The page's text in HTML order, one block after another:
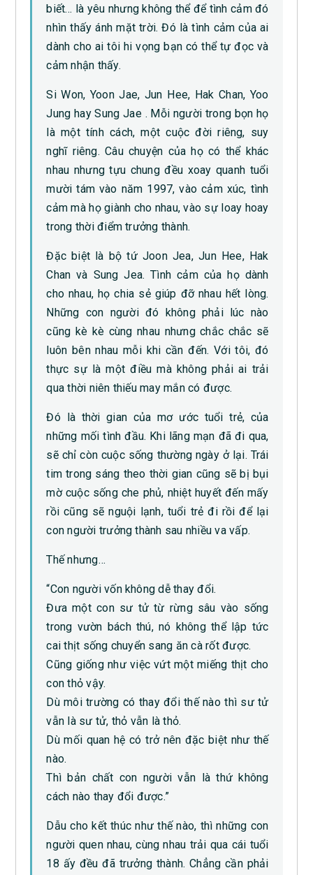
biết… là yêu nhưng không thể để tình cảm đó
nhìn thấy ánh mặt trời. Đó là tình cảm của ai
dành cho ai tôi hi vọng bạn có thể tự đọc và
cảm nhận thấy.
Si Won, Yoon Jae, Jun Hee, Hak Chan, Yoo
Jung hay Sung Jae . Mỗi người trong bọn họ
là một tính cách, một cuộc đời riêng, suy
nghĩ riêng. Câu chuyện của họ có thể khác
nhau nhưng tựu chung đều xoay quanh tuổi
mười tám vào năm 1997, vào cảm xúc, tình
cảm mà họ giành cho nhau, vào sự loay hoay
trong thời điểm trưởng thành.
Đặc biệt là bộ tứ Joon Jea, Jun Hee, Hak
Chan và Sung Jea. Tình cảm của họ dành
cho nhau, họ chia sẻ giúp đỡ nhau hết lòng.
Những con người đó không phải lúc nào
cũng kè kè cùng nhau nhưng chắc chắc sẽ
luôn bên nhau mỗi khi cần đến. Với tôi, đó
thực sự là một điều mà không phải ai trải
qua thời niên thiếu may mắn có được.
Đó là thời gian của mơ ước tuổi trẻ, của
những mối tình đầu. Khi lãng mạn đã đi qua,
sẽ chỉ còn cuộc sống thường ngày ở lại. Trái
tim trong sáng theo thời gian cũng sẽ bị bụi
mờ cuộc sống che phủ, nhiệt huyết đến mấy
rồi cũng sẽ nguội lạnh, tuổi trẻ đi rồi để lại
con người trưởng thành sau nhiều va vấp.
Thế nhưng…
“Con người vốn không dễ thay đổi.
Đưa một con sư tử từ rừng sâu vào sống
trong vườn bách thú, nó không thể lập tức
cai thịt sống chuyển sang ăn cà rốt được.
Cũng giống như việc vứt một miếng thịt cho
con thỏ vậy.
Dù môi trường có thay đổi thế nào thì sư tử
vẫn là sư tử, thỏ vẫn là thỏ.
Dù mối quan hệ có trở nên đặc biệt như thế
nào.
Thì bản chất con người vẫn là thứ không
cách nào thay đổi được.”
Dẫu cho kết thúc như thế nào, thì những con
người quen nhau, cùng nhau trải qua cái tuổi
18 ấy đều đã trưởng thành. Chẳng cần phải